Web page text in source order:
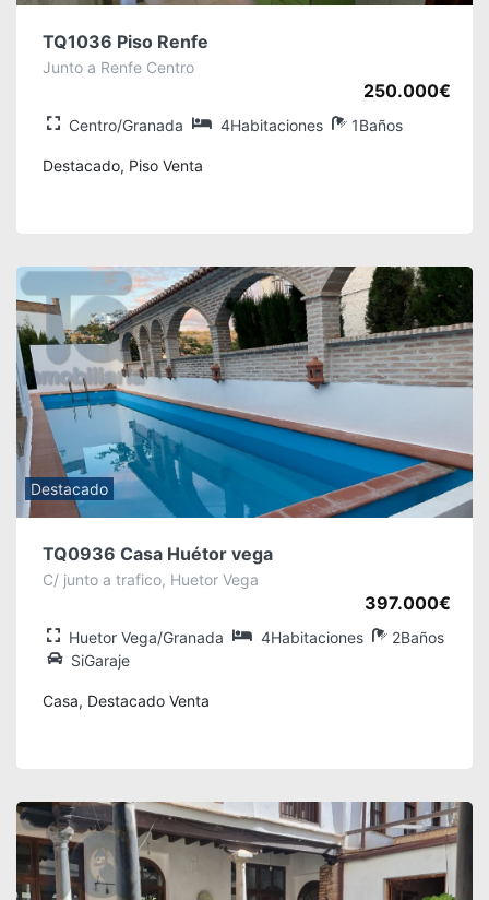
250.000€
TQ1036 Piso Renfe
Junto a Renfe Centro
Centro/Granada 4Habitaciones 1Baños
Destacado, Piso Venta
397.000€
Destacado
TQ0936 Casa Huétor vega
C/ junto a trafico, Huetor Vega
Huetor Vega/Granada 4Habitaciones
2Baños
SiGaraje
Casa, Destacado Venta